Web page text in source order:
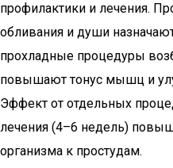
профилактики и лечения.
обливания и души
прохладные процедуры
повышают тонус мышц и
Эффект от отдельных
лечения (4–6 недель)
организма к простудам.